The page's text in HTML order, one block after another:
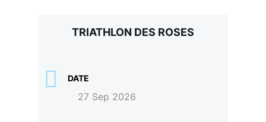
TRIATHLON DES ROSES
DATE
27 Sep 2026